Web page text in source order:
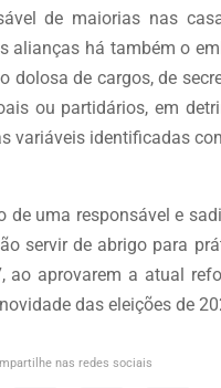
de maiorias nas
alianças há também o
dolosa de cargos, de
ou partidários, em
variáveis identificadas
de uma responsável e
servir de abrigo para
ao aprovarem a atual
das eleições de